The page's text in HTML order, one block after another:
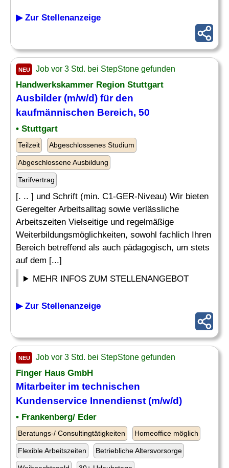
▶ Zur Stellenanzeige
NEU Job vor 3 Std. bei StepStone gefunden
Handwerkskammer Region Stuttgart
Ausbilder (m/w/d) für den
kaufmännischen Bereich, 50
• Stuttgart
Teilzeit Abgeschlossenes Studium
Abgeschlossene Ausbildung
Tarifvertrag
[. .. ] und Schrift (min. C1-GER-Niveau) Wir bieten
Geregelter Arbeitsalltag sowie verlässliche
Arbeitszeiten Vielseitige und regelmäßige
Weiterbildungsmöglichkeiten, sowohl fachlich Ihren
Bereich betreffend als auch pädagogisch, um stets
auf dem [...]
MEHR INFOS ZUM STELLENANGEBOT
▶ Zur Stellenanzeige
NEU Job vor 3 Std. bei StepStone gefunden
Finger Haus GmbH
Mitarbeiter im technischen
Kundenservice Innendienst (m/w/d)
• Frankenberg/ Eder
Beratungs-/ Consultingtätigkeiten Homeoffice möglich
Flexible Arbeitszeiten Betriebliche Altersvorsorge